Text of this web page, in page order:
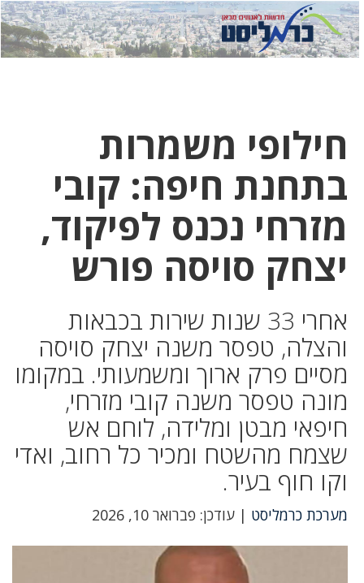
לחץ
כאן
לחץ
כדי
חילופי משמרות
בתחנת חיפה: קובי
מזרחי נכנס לפיקוד,
יצחק סויסה פורש
אחרי 33 שנות שירות בכבאות
והצלה, טפסר משנה יצחק סויסה
מסיים פרק ארוך ומשמעותי. במקומו
מונה טפסר משנה קובי מזרחי,
חיפאי מבטן ומלידה, לוחם אש
שצמח מהשטח ומכיר כל רחוב, ואדי
וקו חוף בעיר.
מערכת כרמליסט | עודכן: פברואר 10, 2026